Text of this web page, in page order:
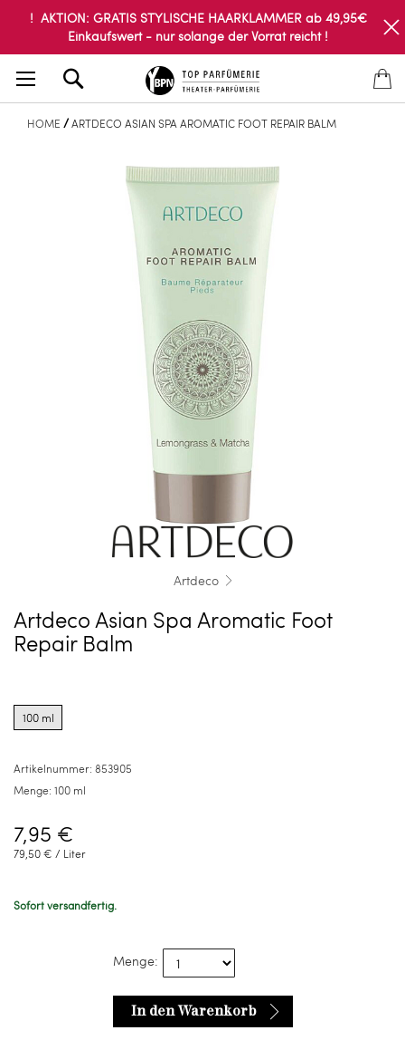
! AKTION: GRATIS STYLISCHE HAARKLAMMER ab 49,95€
Einkaufswert - nur solange der Vorrat reicht !
HOME ARTDECO ASIAN SPA AROMATIC FOOT REPAIR BALM
Artdeco
Artdeco Asian Spa Aromatic Foot
Repair Balm
options
for
100 ml
Artikelnummer: 853905
Menge: 100 ml
7,95 €
79,50 € / Liter
Sofort versandfertig.
Menge:
In den Warenkorb